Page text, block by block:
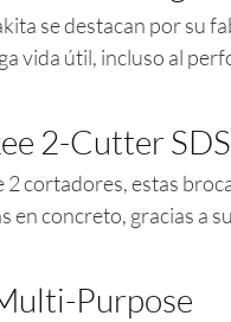
se destacan por su
vida útil, incluso al
2-Cutter
2 cortadores, estas
en concreto, gracias a
Purpose